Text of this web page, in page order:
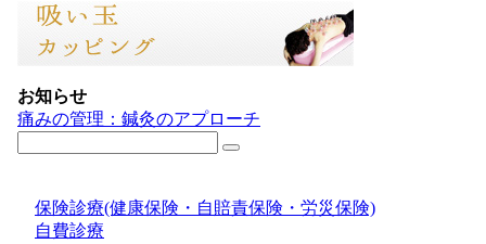
お知らせ
痛みの管理：鍼灸のアプローチ
保険診療(健康保険・自賠責保険・労災保険)
自費診療